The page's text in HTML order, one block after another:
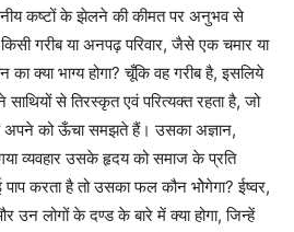
कष्टों के झेलने की कीमत पर अनुभव से
गरीब या अनपढ़ परिवार, जैसे एक चमार या
का क्या भाग्य होगा? चूँकि वह गरीब है, इसलिये
से तिरस्कृत एवं परित्यक्त रहता है, जो
अपने को ऊँचा समझते हैं। उसका अज्ञान,
व्यवहार उसके हृदय को समाज के प्रति
पाप करता है तो उसका फल कौन भोेगेगा? ईष्वर,
उन लोगों के दण्ड के बारे में क्या होगा, जिन्हें